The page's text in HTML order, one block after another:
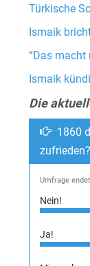
Türkische
Ismaik
“Das macht
Ismaik
Die
1860
zufrieden?
Umfrage
Nein!
Ja!